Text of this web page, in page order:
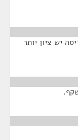
יש ציון יותר